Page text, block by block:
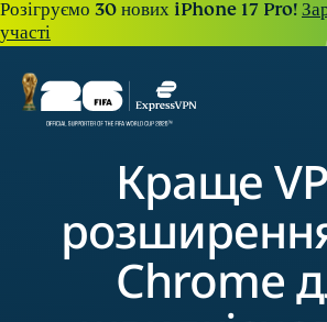
Розігруємо 30 нових iPhone 17 Pro!
участі
Краще
Chrome